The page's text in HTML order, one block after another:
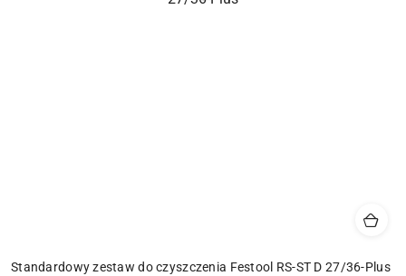
Standardowy zestaw do czyszczenia Festool RS-ST D 27/36-Plus